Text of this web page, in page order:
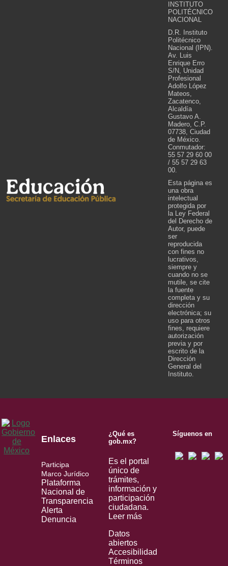
INSTITUTO
POLITÉCNICO
NACIONAL
D.R. Instituto
Politécnico
Nacional (IPN).
Av. Luis
Enrique Erro
S/N, Unidad
Profesional
Adolfo López
Mateos,
Zacatenco,
Alcaldía
Gustavo A.
Madero, C.P.
07738, Ciudad
de México.
Conmutador:
55 57 29 60 00
/ 55 57 29 63
00.
Esta página es
una obra
intelectual
protegida por
la Ley Federal
del Derecho de
Autor, puede
ser
reproducida
con fines no
lucrativos,
siempre y
cuando no se
mutile, se cite
la fuente
completa y su
dirección
electrónica; su
uso para otros
fines, requiere
autorización
previa y por
escrito de la
Dirección
General del
Instituto.
Enlaces
Participa
Marco Jurídico
Plataforma
Nacional de
Transparencia
Alerta
Denuncia
¿Qué es
gob.mx?
Es el portal
único de
trámites,
información y
participación
ciudadana.
Leer más
Datos
abiertos
Accesibilidad
Términos
Síguenos en